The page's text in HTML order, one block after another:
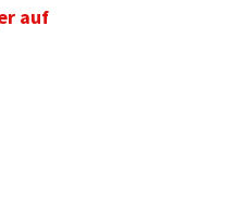
auf